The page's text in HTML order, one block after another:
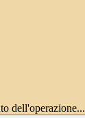
dell'operazione...